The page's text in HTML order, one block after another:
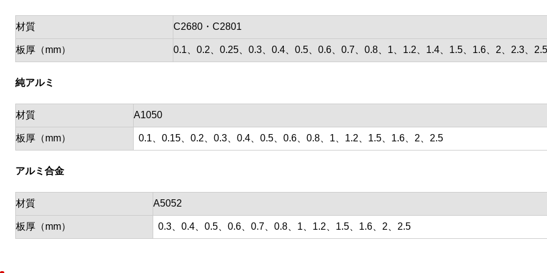
材質 C2680・C2801
板厚（mm） 0.1、0.2、0.25、0.3、0.4、0.5、0.6、0.7、0.8、1、1.2、1.4、1.5、1.6、2、2.3、
純アルミ
材質 A1050
板厚（mm） 0.1、0.15、0.2、0.3、0.4、0.5、0.6、0.8、1、1.2、1.5、1.6、2、2.5
アルミ合金
材質 A5052
板厚（mm） 0.3、0.4、0.5、0.6、0.7、0.8、1、1.2、1.5、1.6、2、2.5